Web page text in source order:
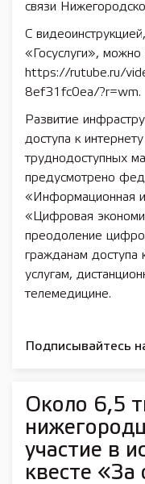
связи
С
«Госуслуги», можно
https://rutube.ru/
8ef31fc0ea/?r=wm.
Развитие
доступа к
труднодоступных
предусмотрено
«Информационная
«Цифровая
преодоление
гражданам
услугам,
телемедицине.
Подписывайтесь
Около 6,5
участие в
квесте «За